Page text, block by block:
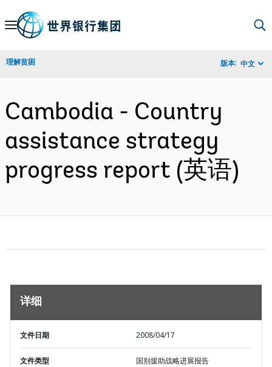
Skip
Navigation
理解贫困 版本: 中文
Cambodia - Country
assistance strategy
progress report (英语)
详细
文件日期 2008/04/17
文件类型 国别援助战略进展报告